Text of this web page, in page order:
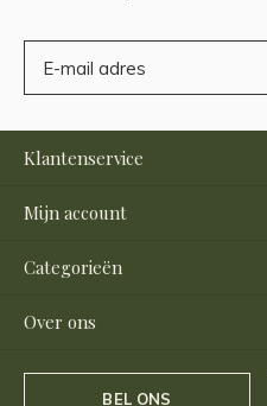
Klantenservice
Mijn account
Categorieën
Over ons
BEL ONS